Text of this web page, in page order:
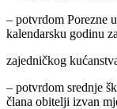
– potvrdom Porezne
kalendarsku godinu
zajedničkog
– potvrdom srednje
člana obitelji izvan